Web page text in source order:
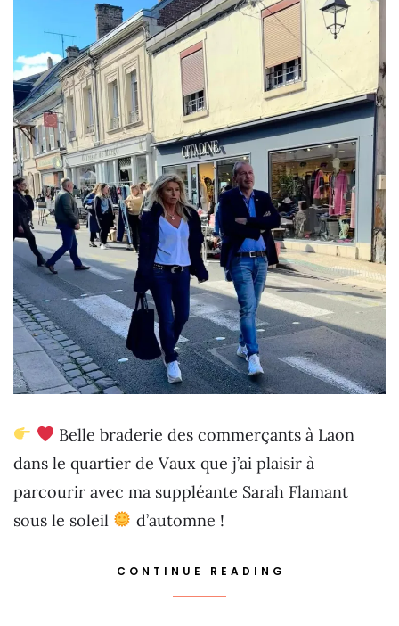
Belle braderie des commerçants à Laon
dans le quartier de Vaux que j’ai plaisir à
parcourir avec ma suppléante Sarah Flamant
sous le soleil
d’automne !
CONTINUE READING